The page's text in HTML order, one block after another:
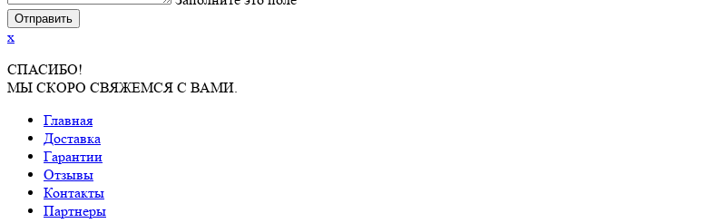
x
СПАСИБО!
МЫ СКОРО СВЯЖЕМСЯ С ВАМИ.
Главная
Доставка
Гарантии
Отзывы
Контакты
Партнеры